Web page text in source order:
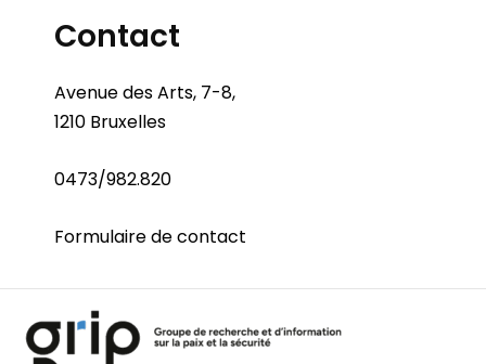
Contact
Avenue des Arts, 7-8,
1210 Bruxelles
0473/982.820
Formulaire de contact